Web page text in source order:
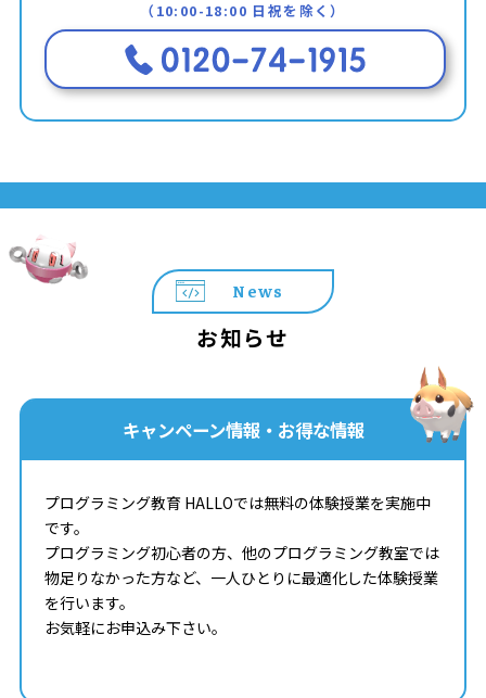
（10:00-18:00 日祝を除く）
News
お知らせ
キャンペーン情報・お得な情報
プログラミング教育 HALLOでは無料の体験授業を実施中
です。
プログラミング初心者の方、他のプログラミング教室では
物足りなかった方など、一人ひとりに最適化した体験授業
を行います。
お気軽にお申込み下さい。